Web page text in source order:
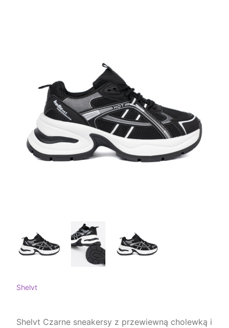
Shelvt
Shelvt Czarne sneakersy z przewiewną cholewką i